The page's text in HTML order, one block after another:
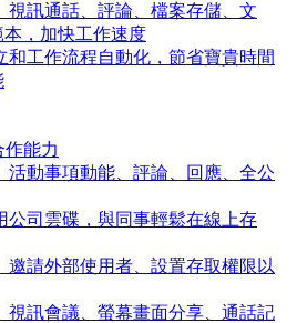
視訊通話、評論、檔案存儲、文
，加快工作速度
和工作流程自動化，節省寶貴時間
作能力
活動事項動能、評論、回應、全公
公司雲碟，與同事輕鬆在線上存
邀請外部使用者、設置存取權限以
視訊會議、螢幕畫面分享、通話記